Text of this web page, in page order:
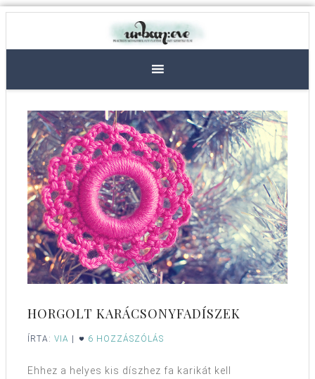
HORGOLT KARÁCSONYFADÍSZEK
ÍRTA: VIA | 6 HOZZÁSZÓLÁS
Ehhez a helyes kis díszhez fa karikát kell